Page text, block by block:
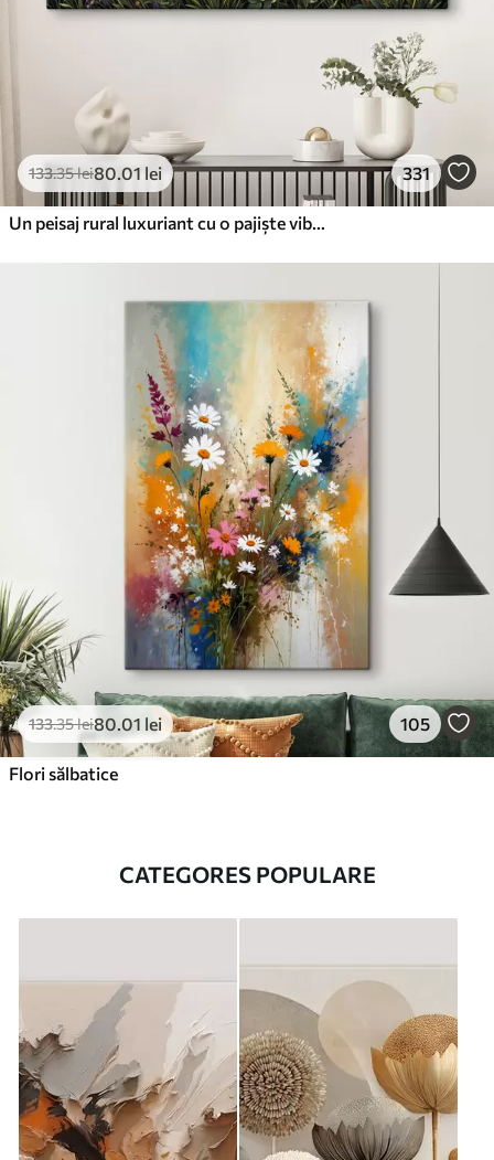
133.35lei80.01 lei 331
Un peisaj rural luxuriant cu o pajiște vibrantă de flori sălbatice plină de flori colorate sub un cer noros
133.35lei80.01 lei 105
Flori sălbatice
CATEGORES POPULARE